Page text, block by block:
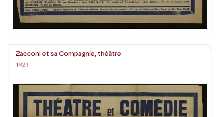
Zacconi et sa Compagnie, théâtre
1921